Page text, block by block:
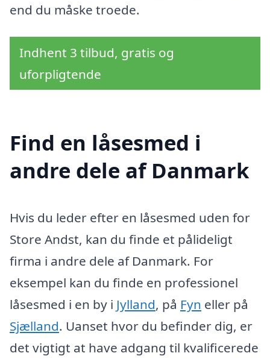
end du måske troede.
Indhent 3 tilbud, gratis og
uforpligtende
Find en låsesmed i
andre dele af Danmark
Hvis du leder efter en låsesmed uden for
Store Andst, kan du finde et pålideligt
firma i andre dele af Danmark. For
eksempel kan du finde en professionel
låsesmed i en by i Jylland, på Fyn eller på
Sjælland. Uanset hvor du befinder dig, er
det vigtigt at have adgang til kvalificerede